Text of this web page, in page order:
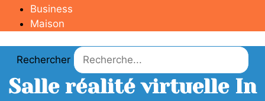
Business
Maison
Rechercher
Salle réalité virtuelle In